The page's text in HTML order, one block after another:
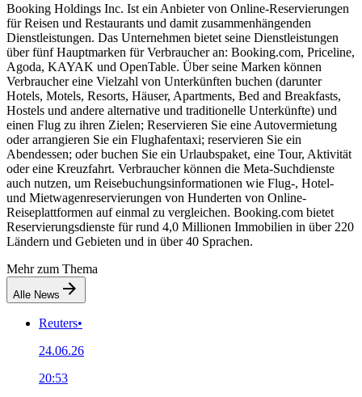
Booking Holdings Inc. Ist ein Anbieter von Online-Reservierungen
für Reisen und Restaurants und damit zusammenhängenden
Dienstleistungen. Das Unternehmen bietet seine Dienstleistungen
über fünf Hauptmarken für Verbraucher an: Booking.com, Priceline,
Agoda, KAYAK und OpenTable. Über seine Marken können
Verbraucher eine Vielzahl von Unterkünften buchen (darunter
Hotels, Motels, Resorts, Häuser, Apartments, Bed and Breakfasts,
Hostels und andere alternative und traditionelle Unterkünfte) und
einen Flug zu ihren Zielen; Reservieren Sie eine Autovermietung
oder arrangieren Sie ein Flughafentaxi; reservieren Sie ein
Abendessen; oder buchen Sie ein Urlaubspaket, eine Tour, Aktivität
oder eine Kreuzfahrt. Verbraucher können die Meta-Suchdienste
auch nutzen, um Reisebuchungsinformationen wie Flug-, Hotel-
und Mietwagenreservierungen von Hunderten von Online-
Reiseplattformen auf einmal zu vergleichen. Booking.com bietet
Reservierungsdienste für rund 4,0 Millionen Immobilien in über 220
Ländern und Gebieten und in über 40 Sprachen.
Mehr zum Thema
Alle News
Reuters•
24.06.26
20:53